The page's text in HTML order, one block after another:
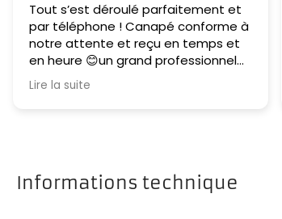
Tout s’est déroulé parfaitement et
par téléphone ! Canapé conforme à
notre attente et reçu en temps et
en heure 😊un grand professionnel
bravo 👏
Lire la suite
Informations technique